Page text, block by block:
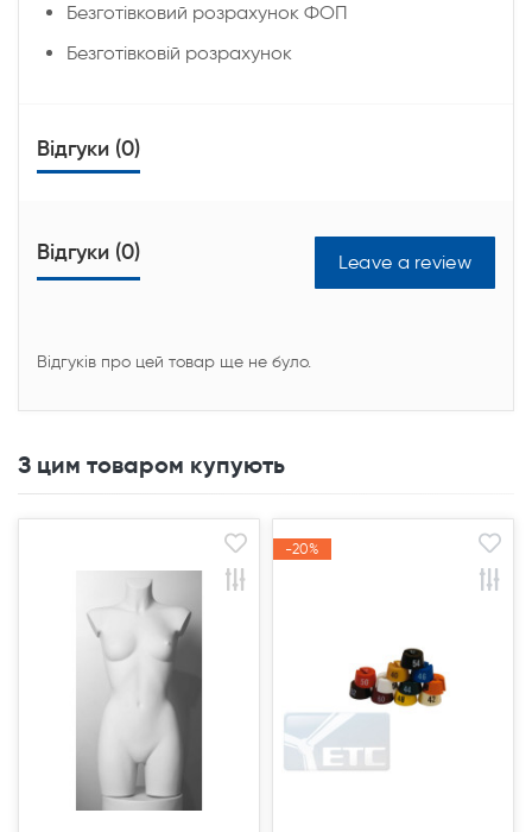
Безготівковий розрахунок ФОП
Безготівковій розрахунок
Відгуки (0)
Відгуки (0) Leave a review
Відгуків про цей товар ще не було.
З цим товаром купують
-20%
-20%